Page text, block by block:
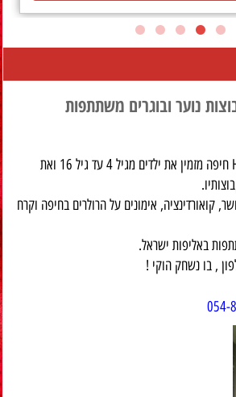
נוער ובוגרים משתתפות
מועדון הוקי Hawks Haifa חיפה מזמין את ילדים מגיל 4 עד גיל 16 ואת
קואורדינציה, אימונים על הרולרים בחיפה וקרח
באליפות ישראל.
, בו נשחק הוקי !
054-